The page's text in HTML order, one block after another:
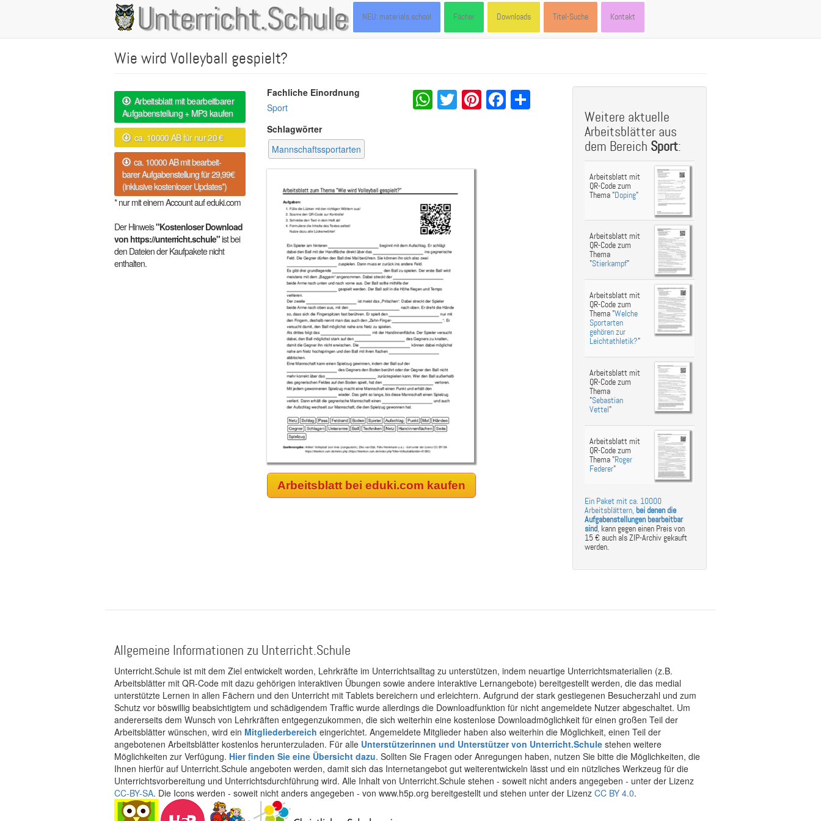
Unterricht.Schule
Main
navigation
NEU: materials.school Fächer Downloads Titel-Suche Kontakt
Wie wird Volleyball gespielt?
Arbeitsblatt mit bearbeitbarer
Aufgabenstellung + MP3 kaufen
ca. 10000 AB für nur 20 €
ca. 10000 AB mit bearbeit-
barer Aufgabenstellung für 29,99€
(inklusive kostenloser Updates*)
* nur mit einem Account auf eduki.com
Der Hinweis"Kostenloser Download
von https://unterricht.schule"ist bei
den Dateien der Kaufpakete nicht
enthalten.
Fachliche Einordnung
Sport
Schlagwörter
Mannschaftssportarten
WhatsApp
Twitter
Pinterest
Facebook
Share
Arbeitsblatt bei eduki.com kaufen
Weitere aktuelle
Arbeitsblätter aus
dem Bereich Sport:
Arbeitsblatt mit
QR-Code zum
Thema "Doping"
Arbeitsblatt mit
QR-Code zum
Thema
"Stierkampf"
Arbeitsblatt mit
QR-Code zum
Thema "Welche
Sportarten
gehören zur
Leichtathletik?"
Arbeitsblatt mit
QR-Code zum
Thema
"Sebastian
Vettel"
Arbeitsblatt mit
QR-Code zum
Thema "Roger
Federer"
Ein Paket mit ca. 10000
Arbeitsblättern, bei denen die
Aufgabenstellungen bearbeitbar
sind, kann gegen einen Preis von
15 € auch als ZIP-Archiv gekauft
werden.
Allgemeine Informationen zu Unterricht.Schule
Unterricht.Schule ist mit dem Ziel entwickelt worden, Lehrkräfte im Unterrichtsalltag zu unterstützen, indem neuartige Unterrichtsmaterialien (z.B.
Arbeitsblätter mit QR-Code mit dazu gehörigen interaktiven Übungen sowie andere interaktive Lernangebote) bereitgestellt werden, die das medial
unterstützte Lernen in allen Fächern und den Unterricht mit Tablets bereichern und erleichtern. Aufgrund der stark gestiegenen Besucherzahl und zum
Schutz vor böswillig beabsichtigtem und schädigendem Traffic wurde allerdings die Downloadfunktion für nicht angemeldete Nutzer abgeschaltet. Um
andererseits dem Wunsch von Lehrkräften entgegenzukommen, die sich weiterhin eine kostenlose Downloadmöglichkeit für einen großen Teil der
Arbeitsblätter wünschen, wird ein Mitgliederbereich eingerichtet. Angemeldete Mitglieder haben also weiterhin die Möglichkeit, einen Teil der
angebotenen Arbeitsblätter kostenlos herunterzuladen. Für alle Unterstützerinnen und Unterstützer von Unterricht.Schule stehen weitere
Möglichkeiten zur Verfügung. Hier finden Sie eine Übersicht dazu. Sollten Sie Fragen oder Anregungen haben, nutzen Sie bitte die Möglichkeiten, die
Ihnen hierfür auf Unterricht.Schule angeboten werden, damit sich das Internetangebot gut weiterentwickeln lässt und ein nützliches Werkzeug für die
Unterrichtsvorbereitung und Unterrichtsdurchführung wird. Alle Inhalt von Unterricht.Schule stehen - soweit nicht anders angegeben - unter der Lizenz
CC-BY-SA. Die Icons werden - soweit nicht anders angegeben - von www.h5p.org bereitgestellt und stehen unter der Lizenz CC BY 4.0.